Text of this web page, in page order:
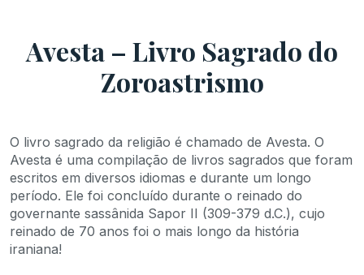
Avesta – Livro Sagrado do
Zoroastrismo
O livro sagrado da religião é chamado de Avesta. O
Avesta é uma compilação de livros sagrados que foram
escritos em diversos idiomas e durante um longo
período. Ele foi concluído durante o reinado do
governante sassânida Sapor II (309-379 d.C.), cujo
reinado de 70 anos foi o mais longo da história
iraniana!